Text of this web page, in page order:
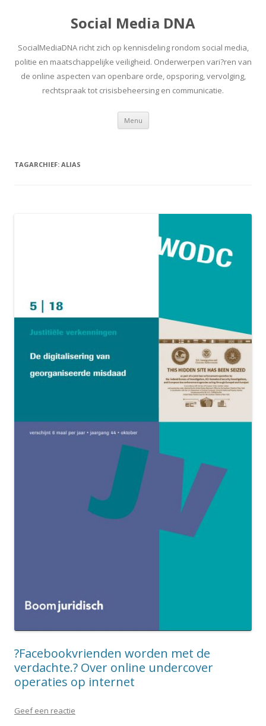
Social Media DNA
SocialMediaDNA richt zich op kennisdeling rondom social media,
politie en maatschappelijke veiligheid. Onderwerpen vari?ren van
de online aspecten van openbare orde, opsporing, vervolging,
rechtspraak tot crisisbeheersing en communicatie.
Menu Spring
inhoud
TAGARCHIEF: ALIAS
?Facebookvrienden worden met de
verdachte.? Over online undercover
operaties op internet
Geef een reactie